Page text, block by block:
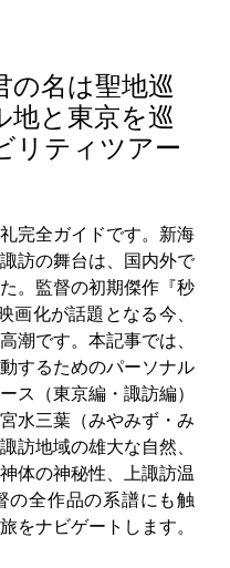
お問い合わせ
の名は聖地巡
地と東京を巡
リティツアー
完全ガイドです。新海
訪の舞台は、国内外で
。監督の初期傑作『秒
化が話題となる今、
潮です。本記事では、
するためのパーソナル
ス（東京編・諏訪編）
水三葉（みやみず・み
訪地域の雄大な自然、
体の神秘性、上諏訪温
の全作品の系譜にも触
をナビゲートします。